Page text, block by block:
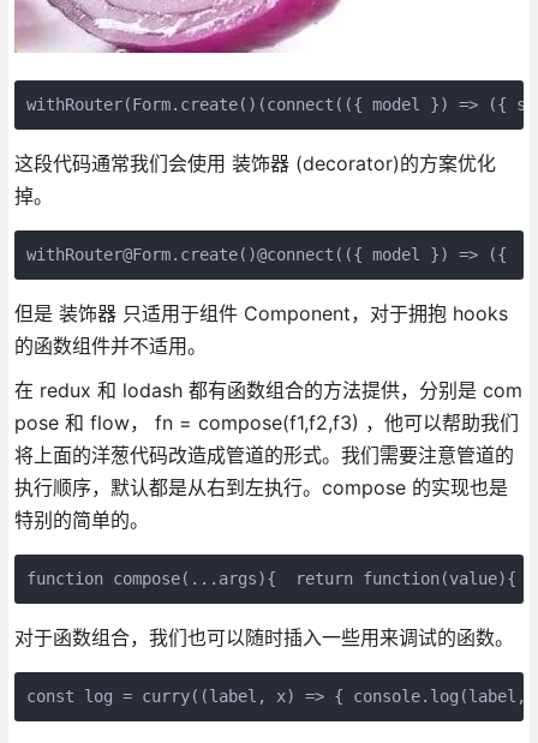
withRouter(Form.create()(connect(({ model }) => ({
这段代码通常我们会使用 装饰器 (decorator)的方案优化
掉。
withRouter@Form.create()@connect(({ model }) => ({
但是 装饰器 只适用于组件 Component，对于拥抱 hooks
的函数组件并不适用。
在 redux 和 lodash 都有函数组合的方法提供，分别是 com
pose 和 flow， fn = compose(f1,f2,f3) ，他可以帮助我们
将上面的洋葱代码改造成管道的形式。我们需要注意管道的
执行顺序，默认都是从右到左执行。compose 的实现也是
特别的简单的。
function compose(...args){  return
对于函数组合，我们也可以随时插入一些用来调试的函数。
const log = curry((label, x) => {